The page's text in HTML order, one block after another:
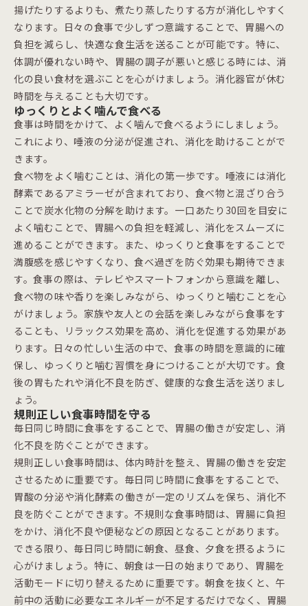
揚げたりするよりも、煮たり蒸したりする方が消化しやすく
なります。日々の食事で少しずつ意識することで、胃腸への
負担を減らし、快適な食生活を送ることが可能です。特に、
体調が優れない時や、胃腸の調子が悪いと感じる時には、消
化の良い食材を選ぶことを心がけましょう。消化器官が休む
時間を与えることも大切です。
ゆっくりとよく噛んで食べる
食事は時間をかけて、よく噛んで食べるようにしましょう。
これにより、唾液の分泌が促進され、消化を助けることがで
きます。
食べ物をよく噛むことは、消化の第一歩です。唾液には消化
酵素であるアミラーゼが含まれており、食べ物と混ざり合う
ことで炭水化物の分解を助けます。一口あたり30回を目安に
よく噛むことで、胃腸への負担を軽減し、消化をスムーズに
進めることができます。また、ゆっくりと食事をすることで
満腹感を感じやすくなり、食べ過ぎを防ぐ効果も期待できま
す。食事の際は、テレビやスマートフォンから意識を離し、
食べ物の味や香りを楽しみながら、ゆっくりと噛むことを心
がけましょう。家族や友人との会話を楽しみながら食事をす
ることも、リラックス効果を高め、消化を促進する効果があ
ります。日々の忙しい生活の中で、食事の時間を意識的に確
保し、ゆっくりと噛む習慣を身につけることが大切です。食
後の胃もたれや消化不良を防ぎ、健康的な食生活を送りまし
ょう。
規則正しい食事時間を守る
毎日同じ時間に食事をすることで、胃腸の働きが安定し、消
化不良を防ぐことができます。
規則正しい食事時間は、体内時計を整え、胃腸の働きを安定
させるために重要です。毎日同じ時間に食事をすることで、
胃酸の分泌や消化酵素の働きが一定のリズムを保ち、消化不
良を防ぐことができます。不規則な食事時間は、胃腸に負担
をかけ、消化不良や便秘などの原因となることがあります。
できる限り、毎日同じ時間に朝食、昼食、夕食を摂るように
心がけましょう。特に、朝食は一日の始まりであり、胃腸を
活動モードに切り替えるために重要です。朝食を抜くと、午
前中の活動に必要なエネルギーが不足するだけでなく、胃腸